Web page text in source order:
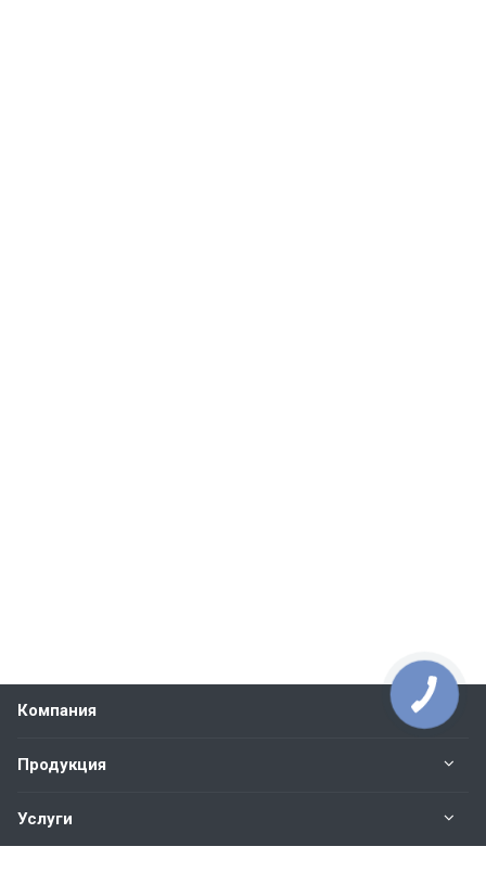
Компания
Продукция
Услуги